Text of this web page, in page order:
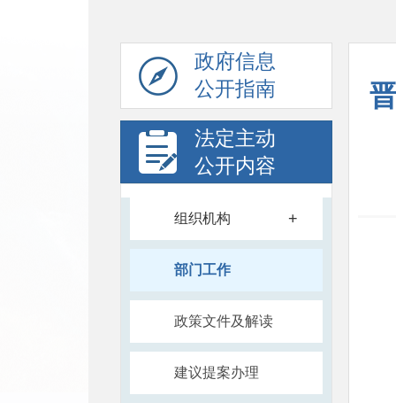
政府信息
公开指南
法定主动
公开内容
组织机构 +
部门工作
政策文件及解读
建议提案办理